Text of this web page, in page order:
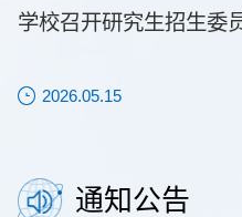
学校召开研究生招生委
2026.05.15
通知公告